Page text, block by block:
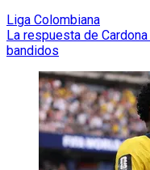
Liga Colombiana
La respuesta de
bandidos